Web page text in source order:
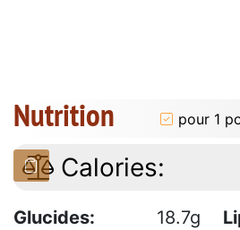
Nutrition pour 1
Calories:
Glucides: 18.7g